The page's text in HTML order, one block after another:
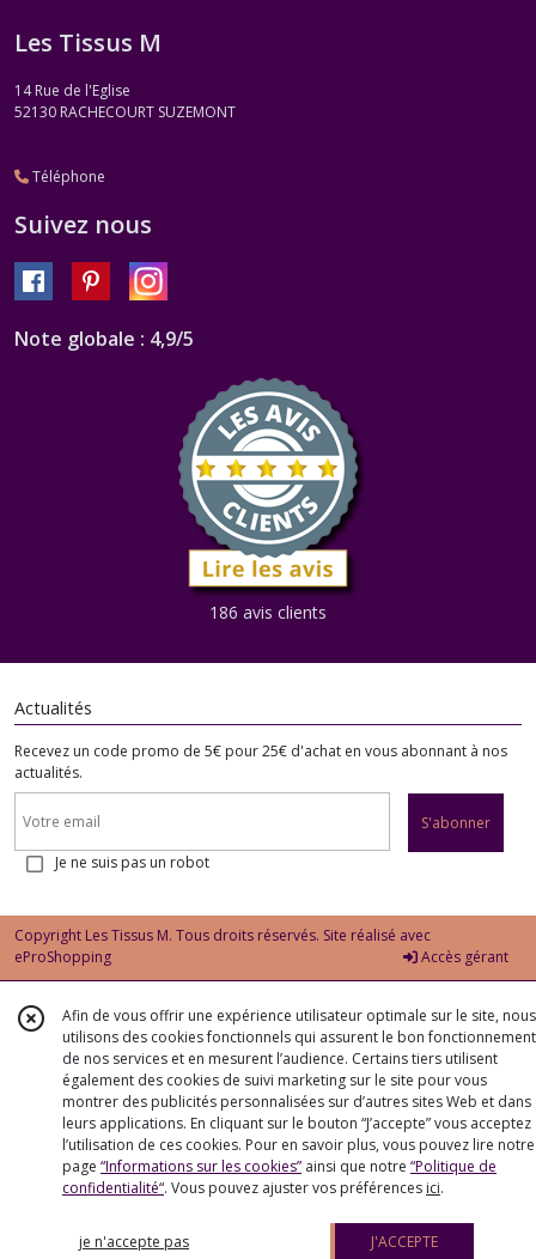
Les Tissus M
14 Rue de l'Eglise
52130 RACHECOURT SUZEMONT
Téléphone
Suivez nous
Note globale : 4,9/5
186 avis clients
Actualités
Recevez un code promo de 5€ pour 25€ d'achat en vous abonnant à nos
actualités.
S'abonner
Je ne suis pas un robot
Copyright Les Tissus M. Tous droits réservés. Site réalisé avec
eProShopping
Accès gérant
Afin de vous offrir une expérience utilisateur optimale sur le site, nous
utilisons des cookies fonctionnels qui assurent le bon fonctionnement
de nos services et en mesurent l’audience. Certains tiers utilisent
également des cookies de suivi marketing sur le site pour vous
montrer des publicités personnalisées sur d’autres sites Web et dans
leurs applications. En cliquant sur le bouton “J’accepte” vous acceptez
l’utilisation de ces cookies. Pour en savoir plus, vous pouvez lire notre
page “Informations sur les cookies” ainsi que notre “Politique de
confidentialité“. Vous pouvez ajuster vos préférences ici.
je n'accepte pas J'ACCEPTE